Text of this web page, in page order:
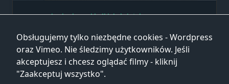
Pracownia Tkacka Zakładki do książek
Zakładka do książki „Blomma”
Blomma – artystyczna zakładka do książki
wykonana w technice krokbragd. Jest to
tradycyjna szwedzka metoda tkania, która
Obsługujemy tylko niezbędne cookies - Wordpress
oraz Vimeo. Nie śledzimy użytkowników. Jeśli
akceptujesz i chcesz oglądać filmy - kliknij
"Zaakceptuj wszystko".